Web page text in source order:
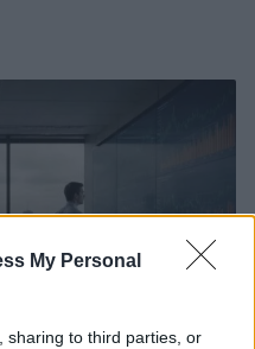
My Personal
sharing to third parties, or